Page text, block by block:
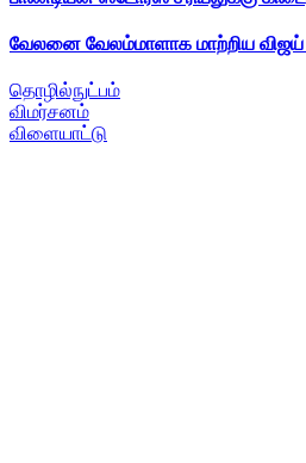
வேலனை வேலம்மாளாக மாற்றிய
தொழில்நுட்பம்
விமர்சனம்
விளையாட்டு